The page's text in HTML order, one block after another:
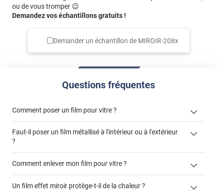
ou de vous tromper 😉
Demandez vos échantillons gratuits !
Demander un échantillon de MIROIR-208x
Questions fréquentes
Comment poser un film pour vitre ?
cet
Faut-il poser un film métallisé à l'intérieur ou à l'extérieur
?
Comment enlever mon film pour vitre ?
Un film effet miroir protège-t-il de la chaleur ?